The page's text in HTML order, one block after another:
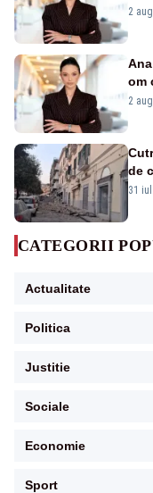
2
om
2
de
-
31
CATEGORII
Actualitate
Politica
Justitie
Sociale
Economie
Sport